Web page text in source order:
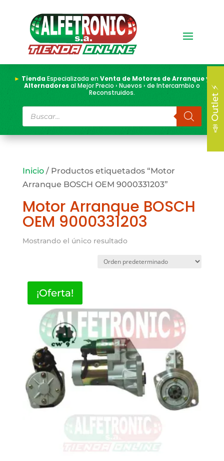
► TiendaEspecializada enVenta de Motores de Arranque y
Alternadoresal Mejor Precio › Nuevos › de Intercambio o
Reconstruidos.
Búsqueda
de
productos
Inicio/ Productos etiquetados “Motor
Arranque BOSCH OEM 9000331203”
Motor Arranque BOSCH
OEM 9000331203
Mostrando el único resultado
¡Oferta!
📣 Outlet ⚡